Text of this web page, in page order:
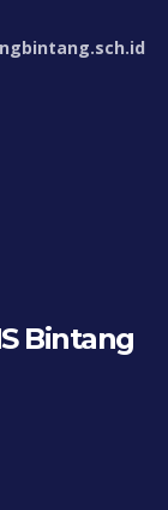
Bintang